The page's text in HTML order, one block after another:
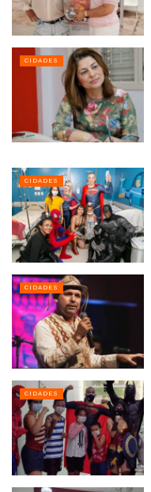
CIDADES
CIDADES
CIDADES
CIDADES